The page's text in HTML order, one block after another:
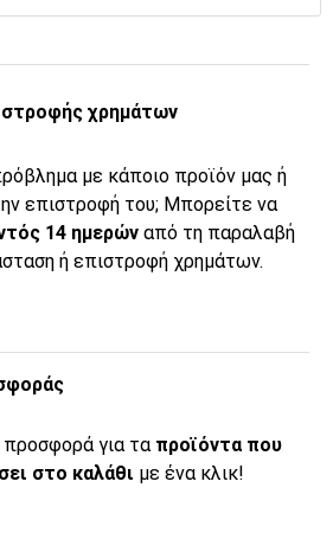
χρημάτων
με κάποιο προϊόν μας ή
επιστροφή του; Μπορείτε να
14 ημερών από τη παραλαβή
ή επιστροφή χρημάτων.
προσφορά για τα προϊόντα που
στο καλάθι με ένα κλικ!